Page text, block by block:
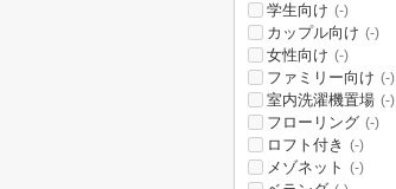
学生向け (-)
カップル向け (-)
女性向け (-)
ファミリー向け (-)
室内洗濯機置場 (-)
フローリング (-)
ロフト付き (-)
メゾネット (-)